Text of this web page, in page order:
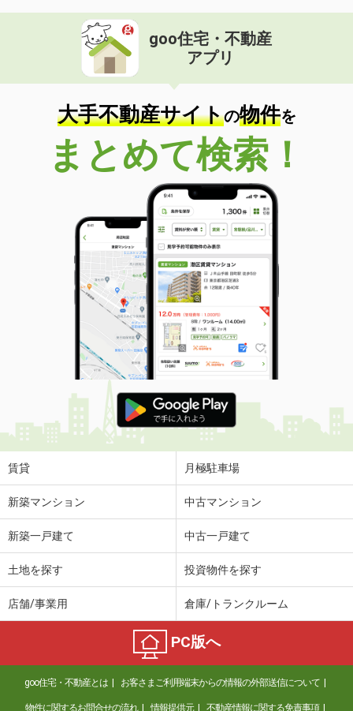
goo住宅・不動産
アプリ
大手不動産サイトの物件を
まとめて検索！
賃貸 月極駐車場
新築マンション 中古マンション
新築一戸建て 中古一戸建て
土地を探す 投資物件を探す
店舗/事業用 倉庫/トランクルーム
PC版へ
goo住宅・不動産とは お客さまご利用端末からの情報の外部送信について
物件に関するお問合せの流れ 情報提供元 不動産情報に関する免責事項